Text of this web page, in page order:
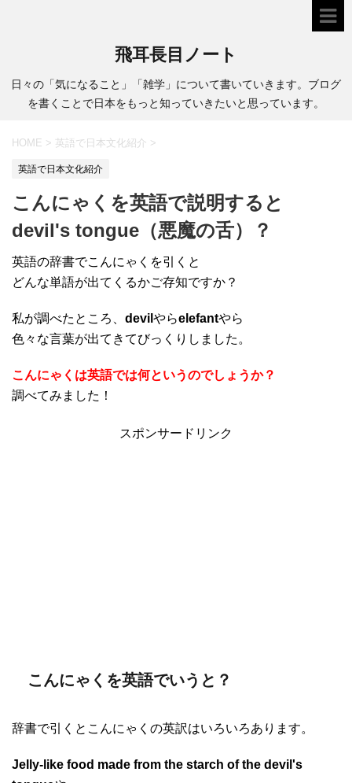
飛耳長目ノート
日々の「気になること」「雑学」について書いていきます。ブログ
を書くことで日本をもっと知っていきたいと思っています。
HOME > 英語で日本文化紹介 >
英語で日本文化紹介
こんにゃくを英語で説明すると
devil's tongue（悪魔の舌）？
英語の辞書でこんにゃくを引くと
どんな単語が出てくるかご存知ですか？
私が調べたところ、 devil やらelefantやら
色々な言葉が出てきてびっくりしました。
こんにゃくは英語では何というのでしょうか？
調べてみました！
スポンサードリンク
こんにゃくを英語でいうと？
辞書で引くとこんにゃくの英訳はいろいろあります。
Jelly-like food made from the starch of the devil's